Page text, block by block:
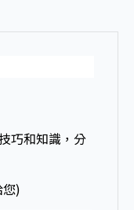
巧和知識，分
)